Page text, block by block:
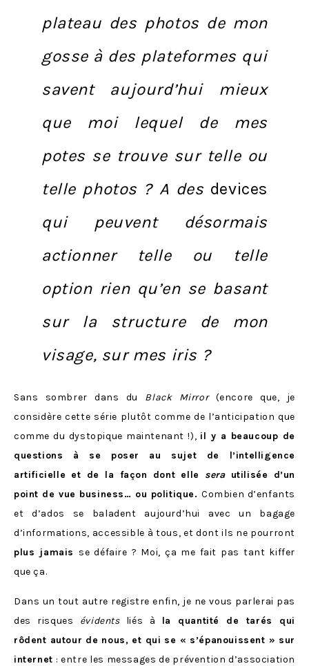
plateau des photos de mon
gosse à des plateformes qui
savent aujourd’hui mieux
que moi lequel de mes
potes se trouve sur telle ou
telle photos ? A des devices
qui peuvent désormais
actionner telle ou telle
option rien qu’en se basant
sur la structure de mon
visage, sur mes iris ?
Sans sombrer dans du Black Mirror(encore que, je
considère cette série plutôt comme de l’anticipation que
comme du dystopique maintenant !), il y a beaucoup de
questions à se poser au sujet de l’intelligence
artificielle et de la façon dont elle serautilisée d’un
point de vue business… ou politique. Combien d’enfants
et d’ados se baladent aujourd’hui avec un bagage
d’informations, accessible à tous, et dont ils ne pourront
plus jamais se défaire ? Moi, ça me fait pas tant kiffer
que ça.
Dans un tout autre registre enfin, je ne vous parlerai pas
des risques évidentsliés à la quantité de tarés qui
rôdent autour de nous, et qui se « s’épanouissent » sur
internet : entre les messages de prévention d’association